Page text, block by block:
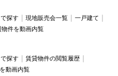
探す 現地販売会一覧
一戸建て
物件を動画内覧
探す
賃貸物件の閲覧履歴
動画内覧